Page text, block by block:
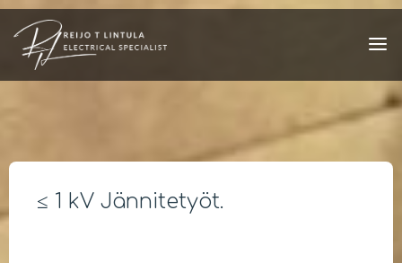
Skip
content
≤ 1 kV Jännitetyöt.